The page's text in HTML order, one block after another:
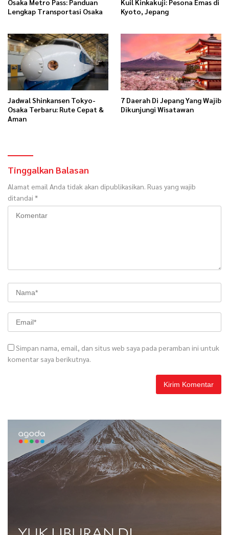
Osaka Metro Pass: Panduan
Lengkap Transportasi Osaka
Kuil Kinkakuji: Pesona Emas di
Kyoto, Jepang
Jadwal Shinkansen Tokyo-
Osaka Terbaru: Rute Cepat &
Aman
7 Daerah Di Jepang Yang Wajib
Dikunjungi Wisatawan
Tinggalkan Balasan
Alamat email Anda tidak akan dipublikasikan. Ruas yang wajib
ditandai *
Simpan nama, email, dan situs web saya pada peramban ini untuk
komentar saya berikutnya.